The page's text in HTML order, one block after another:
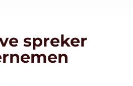
spreker